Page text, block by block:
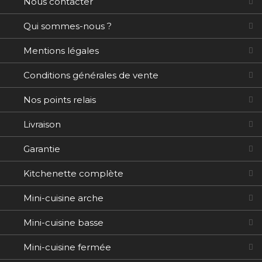
Qui sommes-nous ?
Mentions légales
Conditions générales de vente
Nos points relais
Livraison
Garantie
Kitchenette complète
Mini-cuisine arche
Mini-cuisine basse
Mini-cuisine fermée